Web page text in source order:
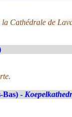
la Cathédrale de
Bas) -